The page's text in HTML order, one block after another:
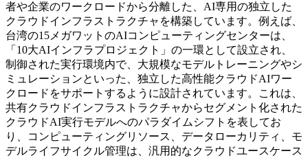
者や企業のワークロードから分離した、AI専用の独立した
クラウドインフラストラクチャを構築しています。例えば、
台湾の15メガワットのAIコンピューティングセンターは、
「10大AIインフラプロジェクト」の一環として設立され、
制御された実行環境内で、大規模なモデルトレーニングやシ
ミュレーションといった、独立した高性能クラウドAIワー
クロードをサポートするように設計されています。これは、
共有クラウドインフラストラクチャからセグメント化された
クラウドAI実行モデルへのパラダイムシフトを表してお
り、コンピューティングリソース、データローカリティ、モ
デルライフサイクル管理は、汎用的なクラウドユースケース